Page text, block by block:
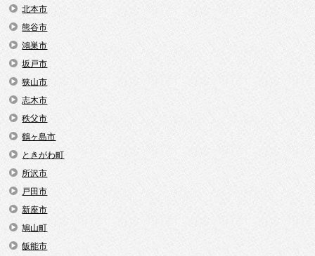
北本市
熊谷市
鴻巣市
坂戸市
狭山市
志木市
秩父市
鶴ヶ島市
ときがわ町
所沢市
戸田市
新座市
鳩山町
飯能市